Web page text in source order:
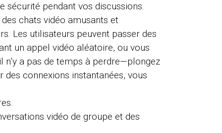
sécurité pendant vos discussions.
chats vidéo amusants et
Les utilisateurs peuvent passer des
un appel vidéo aléatoire, ou vous
a pas de temps à perdre—plongez
connexions instantanées, vous
vidéo de groupe et des